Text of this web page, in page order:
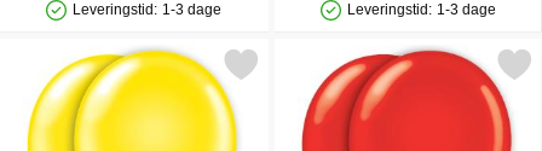
Produkttilgængelighed: På lager
Leveringstid: 1-3 dage
Produkttilgængelighed: På lager
Leveringstid: 1-3 dage
Markér balloner Gule 25-pak som favoritMarkér balloner Røde